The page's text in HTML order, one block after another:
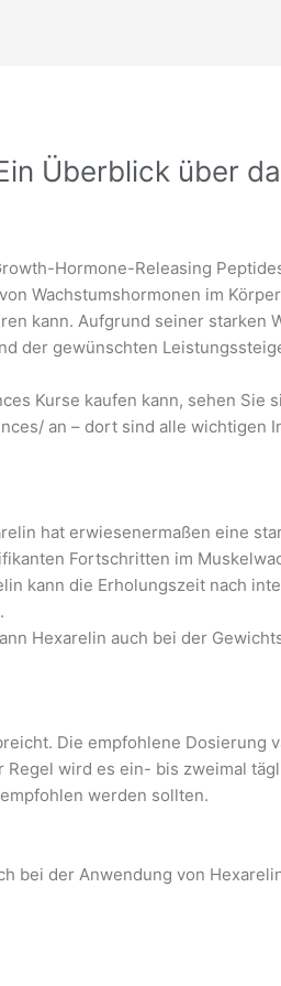
Überblick über
Hormone-Releasing
Wachstumshormonen im
kann. Aufgrund seiner starken
der gewünschten
Kurse kaufen kann, sehen Sie
an – dort sind alle wichtigen
hat erwiesenermaßen eine
Fortschritten im
kann die Erholungszeit nach
Hexarelin auch bei der
Die empfohlene Dosierung
wird es ein- bis zweimal
werden sollten.
bei der Anwendung von